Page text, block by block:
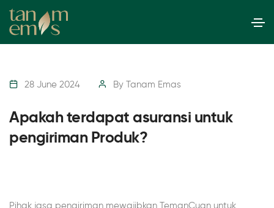
28 June 2024 By Tanam Emas
Apakah terdapat asuransi untuk
pengiriman Produk?
Pihak jasa pengiriman mewajibkan TemanCuan untuk